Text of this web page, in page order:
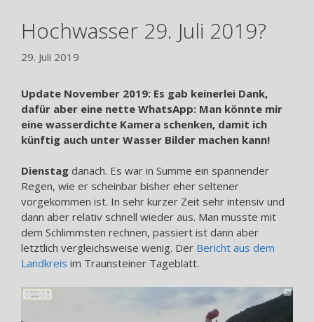
Hochwasser 29. Juli 2019?
29. Juli 2019
Update November 2019: Es gab keinerlei Dank,
dafür aber eine nette WhatsApp: Man könnte mir
eine wasserdichte Kamera schenken, damit ich
künftig auch unter Wasser Bilder machen kann!
Dienstag danach. Es war in Summe ein spannender
Regen, wie er scheinbar bisher eher seltener
vorgekommen ist. In sehr kurzer Zeit sehr intensiv und
dann aber relativ schnell wieder aus. Man musste mit
dem Schlimmsten rechnen, passiert ist dann aber
letztlich vergleichsweise wenig. Der Bericht aus dem
Landkreis im Traunsteiner Tageblatt.